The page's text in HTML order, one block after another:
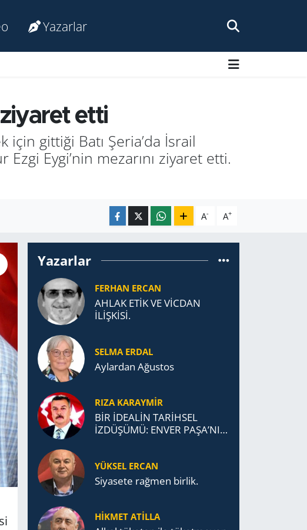
Yazarlar
ziyaret etti
için gittiği Batı Şeria’da İsrail
Eygi’nin mezarını ziyaret etti.
A- A+
Yazarlar
FERHAN ERCAN
AHLAK ETİK VE VİCDAN
İLİŞKİSİ.
SELMA ERDAL
Aylardan Ağustos
RIZA KARAYMIR
BİR İDEALİN TARİHSEL
İZDÜŞÜMÜ: ENVER PAŞA’NIN
TEŞKİLATI’NA UZANAN
MİRASI
YÜKSEL ERCAN
Siyasete rağmen birlik.
HİKMET ATİLLA